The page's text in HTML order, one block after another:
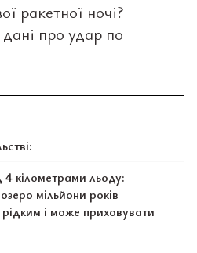
ракетної ночі?
про удар по
4 кілометрами льоду:
мільйони років
і може приховувати